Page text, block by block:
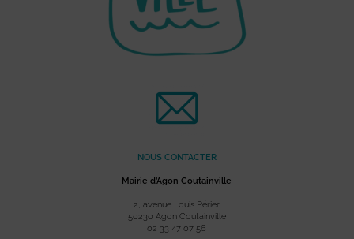
NOUS CONTACTER
Mairie d’Agon Coutainville
2, avenue Louis Périer
50230 Agon Coutainville
02 33 47 07 56